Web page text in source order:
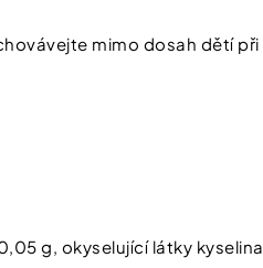
mimo dosah dětí při
g, okyselující látky kyselina